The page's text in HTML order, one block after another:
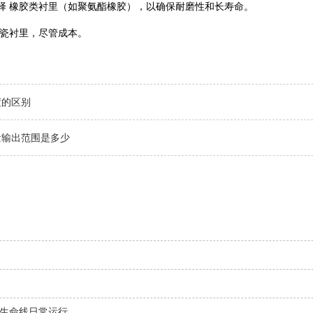
橡胶类衬里‌（如聚氨酯橡胶），以确保耐磨性和长寿命。‌
衬里‌，尽管成本。
区别
出范围是多少